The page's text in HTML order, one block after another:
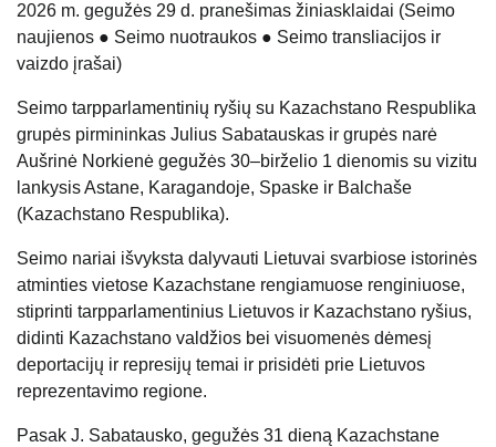
2026 m. gegužės 29 d. pranešimas žiniasklaidai (Seimo
naujienos ● Seimo nuotraukos ● Seimo transliacijos ir
vaizdo įrašai)
Seimo tarpparlamentinių ryšių su Kazachstano Respublika
grupės pirmininkas Julius Sabatauskas ir grupės narė
Aušrinė Norkienė gegužės 30–birželio 1 dienomis su vizitu
lankysis Astane, Karagandoje, Spaske ir Balchaše
(Kazachstano Respublika).
Seimo nariai išvyksta dalyvauti Lietuvai svarbiose istorinės
atminties vietose Kazachstane rengiamuose renginiuose,
stiprinti tarpparlamentinius Lietuvos ir Kazachstano ryšius,
didinti Kazachstano valdžios bei visuomenės dėmesį
deportacijų ir represijų temai ir prisidėti prie Lietuvos
reprezentavimo regione.
Pasak J. Sabatausko, gegužės 31 dieną Kazachstane